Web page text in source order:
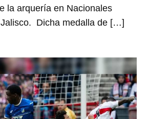
la arquería en Nacionales
Dicha medalla de […]